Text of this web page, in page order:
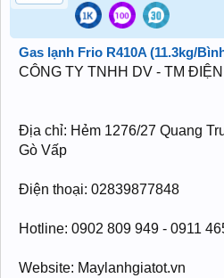
Gas lạnh Frio R410A (11.3kg/
CÔNG TY TNHH DV - TM
Địa chỉ: Hẻm 1276/27 Quang
Gò Vấp
Điện thoại: 02839877848
Hotline: 0902 809 949 - 0911
Website: Maylanhgiatot.vn